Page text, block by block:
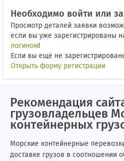
Необходимо войти или
Просмотр деталей заявки
если вы уже зарегистрированы
логином!
Если вы ещё не
Открыть форму регистрации
Рекомендация
грузовладельцев
контейнерных
Морские контейнерные
доставке грузов в соотношении